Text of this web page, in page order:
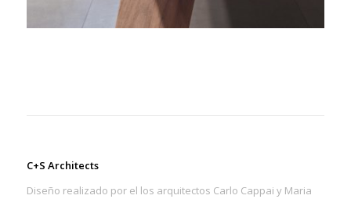
C+S Architects
Diseño realizado por el los arquitectos Carlo Cappai y Maria